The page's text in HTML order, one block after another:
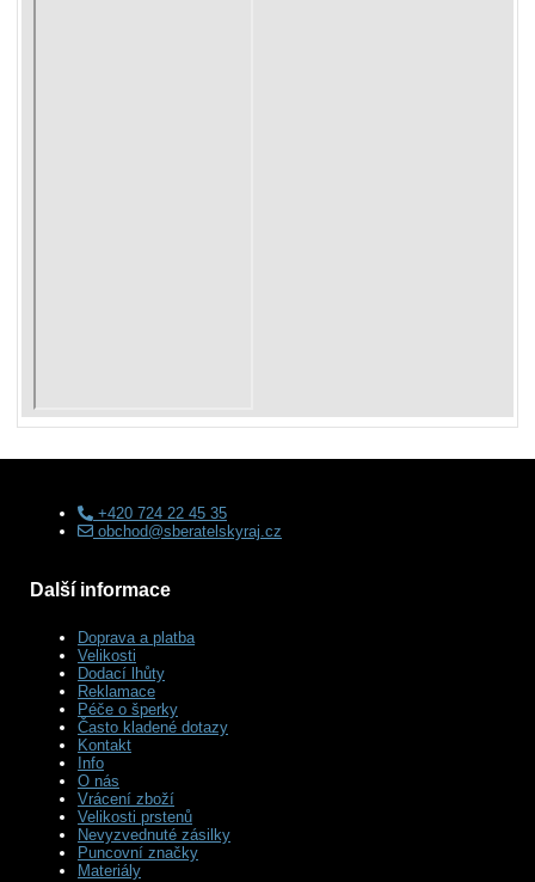
+420 724 22 45 35
obchod@sberatelskyraj.cz
Další informace
Doprava a platba
Velikosti
Dodací lhůty
Reklamace
Péče o šperky
Často kladené dotazy
Kontakt
Info
O nás
Vrácení zboží
Velikosti prstenů
Nevyzvednuté zásilky
Puncovní značky
Materiály